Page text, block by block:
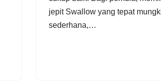
jepit Swallow yang tepat
sederhana,…